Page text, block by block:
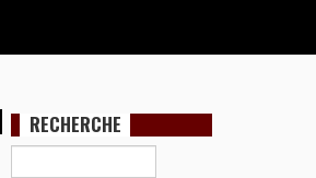
RECHERCHE